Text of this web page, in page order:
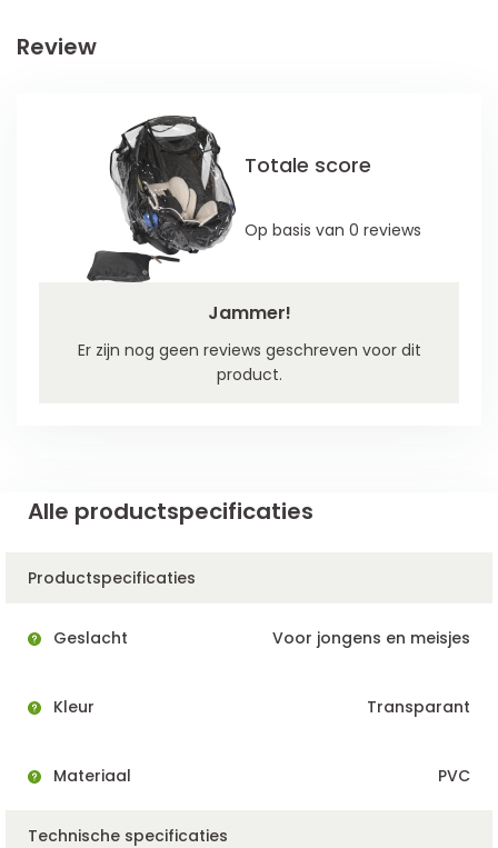
Review
Jammer!
Er zijn nog geen reviews geschreven voor dit
product.
Totale score
Op basis van 0 reviews
Alle productspecificaties
Productspecificaties
Geslacht Voor jongens en meisjes
Kleur Transparant
Materiaal PVC
Technische specificaties